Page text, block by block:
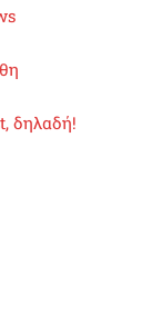
δηλαδή!